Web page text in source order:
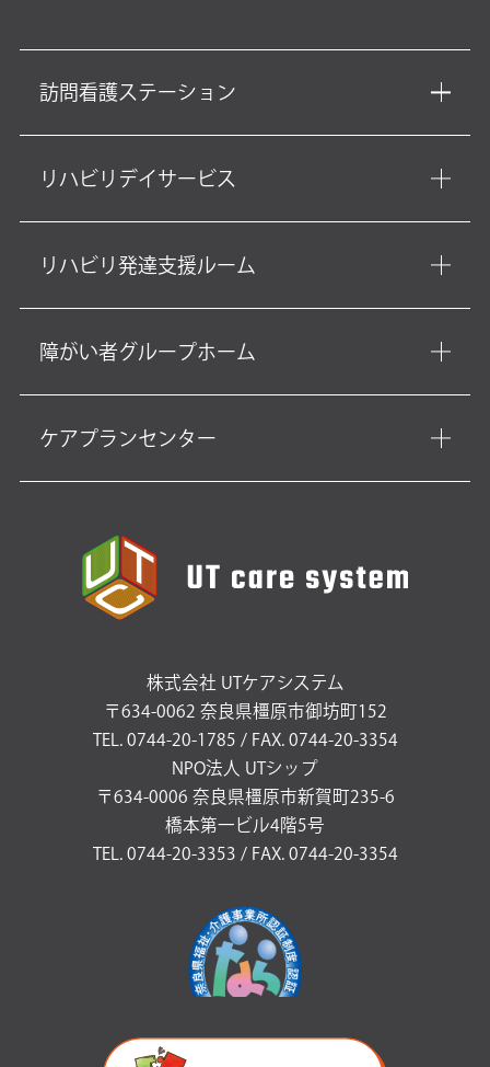
訪問看護ステーション
リハビリデイサービス
リハビリ発達支援ルーム
障がい者グループホーム
ケアプランセンター
株式会社 UTケアシステム
〒634-0062 奈良県橿原市御坊町152
TEL. 0744-20-1785 / FAX. 0744-20-3354
NPO法人 UTシップ
〒634-0006 奈良県橿原市新賀町235-6
橋本第一ビル4階5号
TEL. 0744-20-3353 / FAX. 0744-20-3354